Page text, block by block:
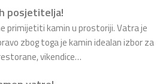
posjetitelja!
primijetiti kamin u prostoriji. Vatra je
zbog toga je kamin idealan izbor za
vikendice…